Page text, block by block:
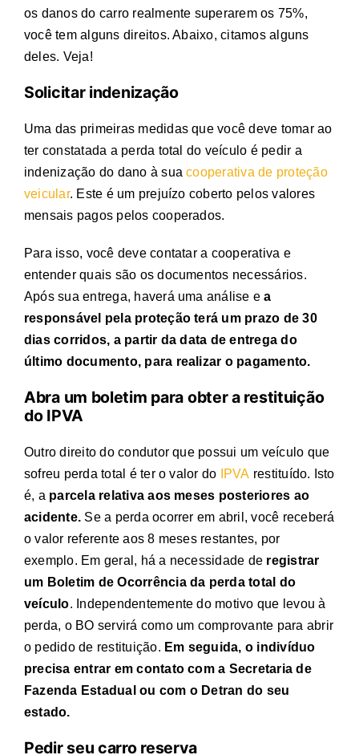
os danos do carro realmente superarem os 75%,
você tem alguns direitos. Abaixo, citamos alguns
deles. Veja!
Solicitar indenização
Uma das primeiras medidas que você deve tomar ao
ter constatada a perda total do veículo é pedir a
indenização do dano à suacooperativa de proteção
veicular. Este é um prejuízo coberto pelos valores
mensais pagos pelos cooperados.
Para isso, você deve contatar a cooperativa e
entender quais são os documentos necessários.
Após sua entrega, haverá uma análise ea
responsável pela proteção terá um prazo de 30
dias corridos, a partir da data de entrega do
último documento, para realizar o pagamento.
Abra um boletim para obter a restituição
do IPVA
Outro direito do condutor que possui um veículo que
sofreu perda total é ter o valor do
IPVA restituído. Isto
é, a parcela relativa aos meses posteriores ao
acidente. Se a perda ocorrer em abril, você receberá
o valor referente aos 8 meses restantes, por
exemplo. Em geral, há a necessidade de registrar
um Boletim de Ocorrência da perda total do
veículo. Independentemente do motivo que levou à
perda, o BO servirá como um comprovante para abrir
o pedido de restituição. Em seguida, o indivíduo
precisa entrar em contato com a Secretaria de
Fazenda Estadual ou com o Detran do seu
estado.
Pedir seu carro reserva